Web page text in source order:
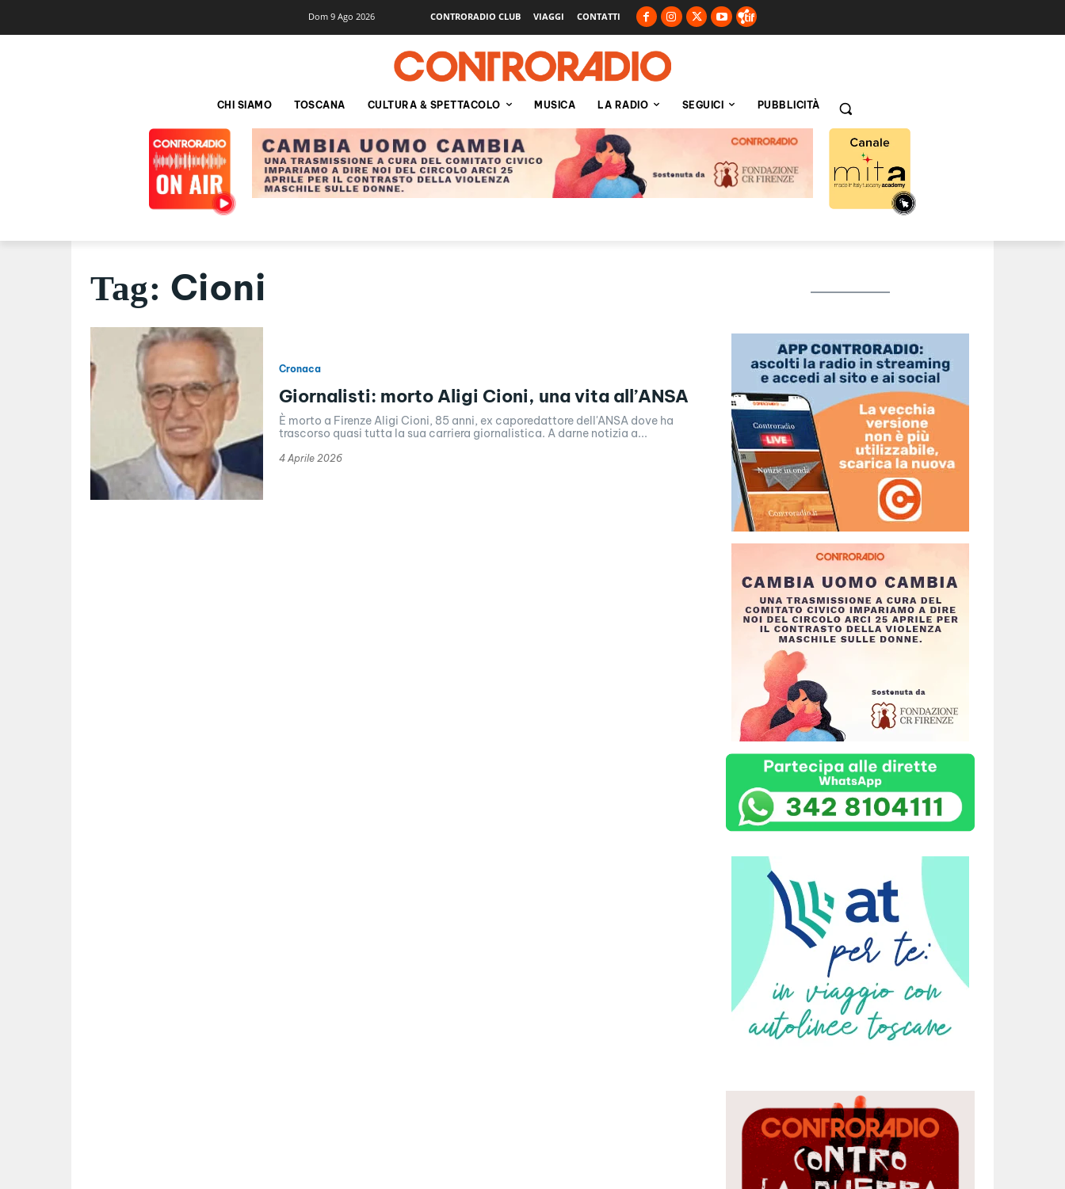
Dom 9 Ago 2026 CONTRORADIO CLUB VIAGGI CONTATTI
CHI SIAMO TOSCANA CULTURA & SPETTACOLO MUSICA LA RADIO SEGUICI PUBBLICITÀ
Tag: Cioni
Cronaca
Giornalisti: morto Aligi Cioni, una vita all’ANSA
È morto a Firenze Aligi Cioni, 85 anni, ex caporedattore dell'ANSA dove ha
trascorso quasi tutta la sua carriera giornalistica. A darne notizia a...
4 Aprile 2026